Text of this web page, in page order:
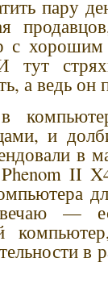
пару
с
И тут
а ведь он
и
в
II
—
в